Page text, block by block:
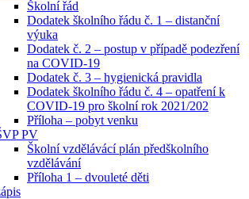
Školní řád
Dodatek školního řádu č. 1 – distanční
výuka
Dodatek č. 2 – postup v případě podezření
na COVID-19
Dodatek č. 3 – hygienická pravidla
Dodatek školního řádu č. 4 – opatření k
COVID-19 pro školní rok 2021/202
Příloha – pobyt venku
PV
Školní vzdělávácí plán předškolního
vzdělávání
Příloha 1 – dvouleté děti